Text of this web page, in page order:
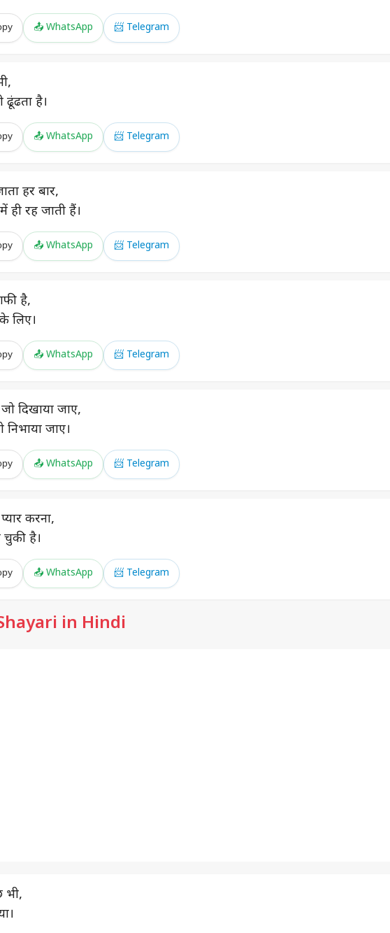
📤 WhatsApp 📨 Telegram
है।
📤 WhatsApp 📨 Telegram
हर बार,
ही रह जाती हैं।
📤 WhatsApp 📨 Telegram
है,
लिए।
📤 WhatsApp 📨 Telegram
जो दिखाया जाए,
निभाया जाए।
📤 WhatsApp 📨 Telegram
करना,
है।
📤 WhatsApp 📨 Telegram
in Hindi
भी,